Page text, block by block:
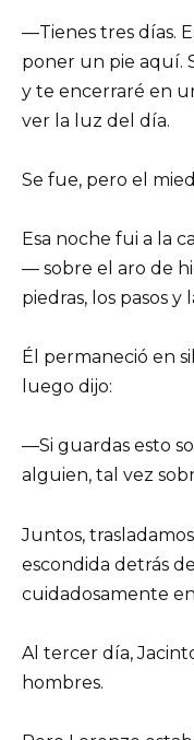
—Tienes tres días.
poner un pie aquí.
y te encerraré en
ver la luz del día.
Se fue, pero el
Esa noche fui a la
— sobre el aro de
piedras, los pasos y
Él permaneció en
luego dijo:
—Si guardas esto
alguien, tal vez
Juntos,
escondida detrás
cuidadosamente
Al tercer día,
hombres.